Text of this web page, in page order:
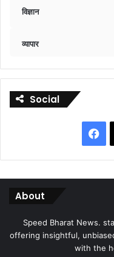
विज्ञान
व्यापार
Social
About
Speed Bharat News.
offering insightful,
with the